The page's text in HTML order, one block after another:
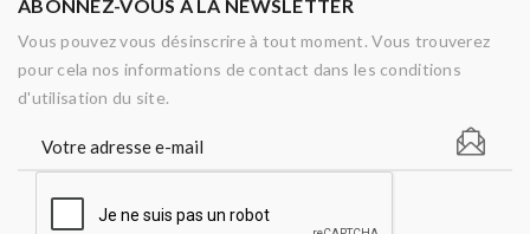
ABONNEZ-VOUS À LA NEWSLETTER
Vous pouvez vous désinscrire à tout moment. Vous trouverez
pour cela nos informations de contact dans les conditions
d'utilisation du site.